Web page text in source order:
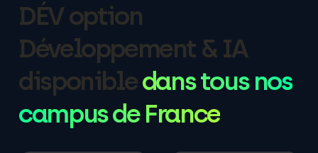
DÉV option
Développement & IA
disponibledans tous nos
campus de France